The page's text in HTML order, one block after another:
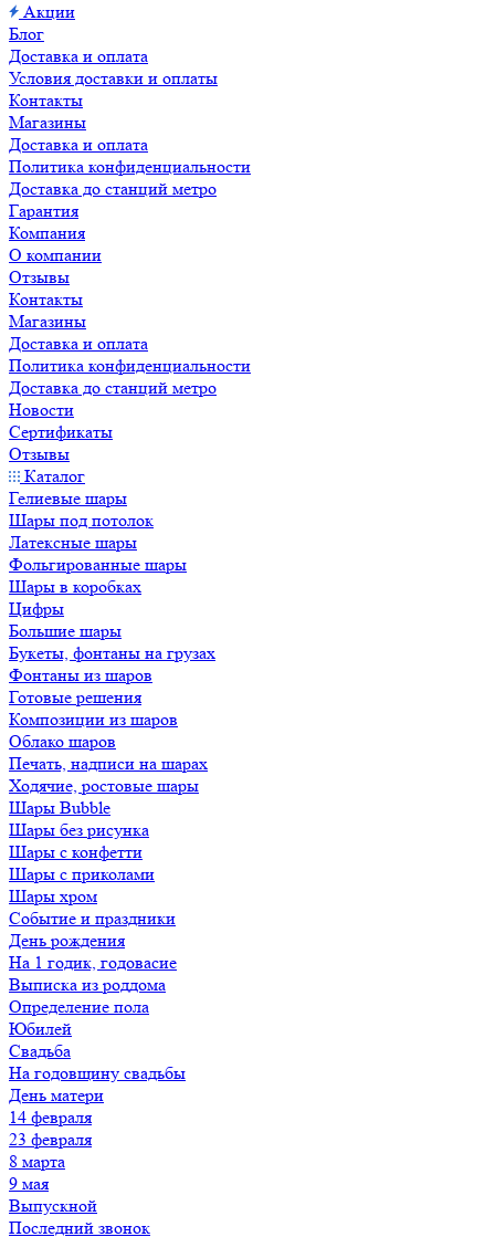
Акции
Блог
Доставка и оплата
Условия доставки и оплаты
Контакты
Магазины
Доставка и оплата
Политика конфиденциальности
Доставка до станций метро
Гарантия
Компания
О компании
Отзывы
Контакты
Магазины
Доставка и оплата
Политика конфиденциальности
Доставка до станций метро
Новости
Сертификаты
Отзывы
Каталог
Гелиевые шары
Шары под потолок
Латексные шары
Фольгированные шары
Шары в коробках
Цифры
Большие шары
Букеты, фонтаны на грузах
Фонтаны из шаров
Готовые решения
Композиции из шаров
Облако шаров
Печать, надписи на шарах
Ходячие, ростовые шары
Шары Bubble
Шары без рисунка
Шары с конфетти
Шары с приколами
Шары хром
Событие и праздники
День рождения
На 1 годик, годовасие
Выписка из роддома
Определение пола
Юбилей
Свадьба
На годовщину свадьбы
День матери
14 февраля
23 февраля
8 марта
9 мая
Выпускной
Последний звонок